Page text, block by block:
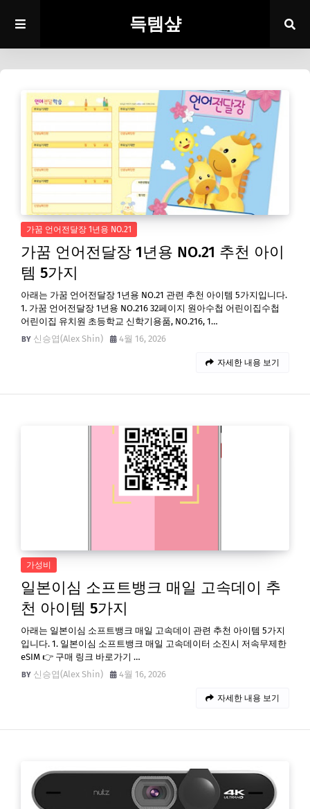
득템샾
가꿈 언어전달장 1년용 NO.21
가꿈 언어전달장 1년용 NO.21 추천 아이
템 5가지
아래는 가꿈 언어전달장 1년용 NO.21 관련 추천 아이템 5가지입니다.
1. 가꿈 언어전달장 1년용 NO.216 32페이지 원아수첩 어린이집수첩
어린이집 유치원 초등학교 신학기용품, NO.216, 1…
신승엽(Alex Shin)
4월 16, 2026
자세한 내용 보기
가성비
일본이심 소프트뱅크 매일 고속데이 추
천 아이템 5가지
아래는 일본이심 소프트뱅크 매일 고속데이 관련 추천 아이템 5가지
입니다. 1. 일본이심 소프트뱅크 매일 고속데이터 소진시 저속무제한
eSIM 👉 구매 링크 바로가기 …
신승엽(Alex Shin)
4월 16, 2026
자세한 내용 보기